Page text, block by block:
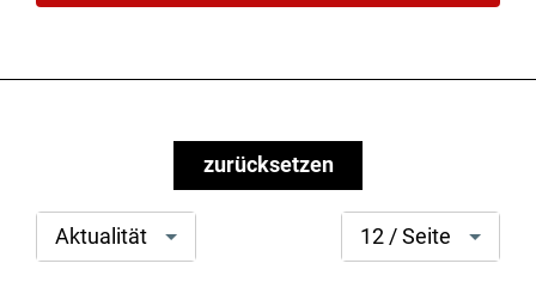
zurücksetzen
Option
auswählen
Aktualität
search[page
size]
12 / Seite